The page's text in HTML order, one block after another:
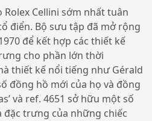
Cellini sớm nhất tuân
điển. Bộ sưu tập đã mở rộng
để kết hợp các thiết kế
cho phần lớn thời
thiết kế nổi tiếng như Gérald
đồng hồ mới của họ và đồng
và ref. 4651 sở hữu một số
đặc trưng của những chiếc